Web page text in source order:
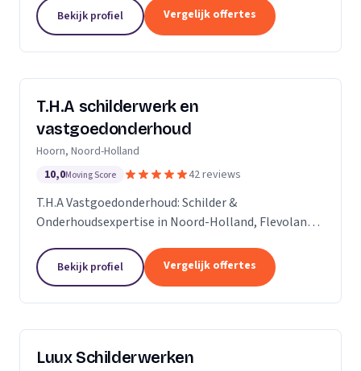
branche, onderscheiden we ons door onze...
Bekijk profiel Vergelijk offertes
T.H.A schilderwerk en
vastgoedonderhoud
Hoorn, Noord-Holland
10,0Moving Score 42 reviews
T.H.A Vastgoedonderhoud: Schilder &
Onderhoudsexpertise in Noord-Holland, Flevoland
Bekijk profiel Vergelijk offertes
Luux Schilderwerken